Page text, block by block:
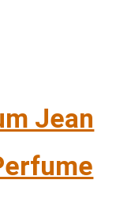
Jean